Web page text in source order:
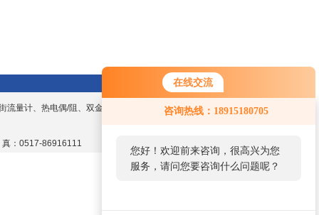
在线交流
咨询热线：18915180705
您好！欢迎前来咨询，很高兴为您
服务，请问您要咨询什么问题呢？
量计、热电偶/阻、双金属温度计、数显
：0517-86916111